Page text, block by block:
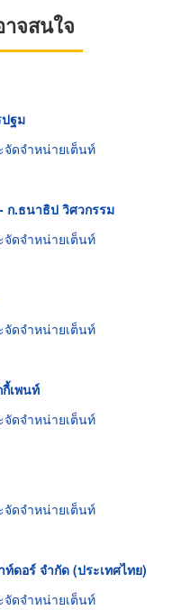
จสนใจ
ฐม
จัดจำหน่ายเต็นท์
ก.ธนาธิป วิศวกรรม
จัดจำหน่ายเต็นท์
จัดจำหน่ายเต็นท์
เพนท์
จัดจำหน่ายเต็นท์
จัดจำหน่ายเต็นท์
ท์ดอร์ จำกัด (ประเทศไทย)
จัดจำหน่ายเต็นท์